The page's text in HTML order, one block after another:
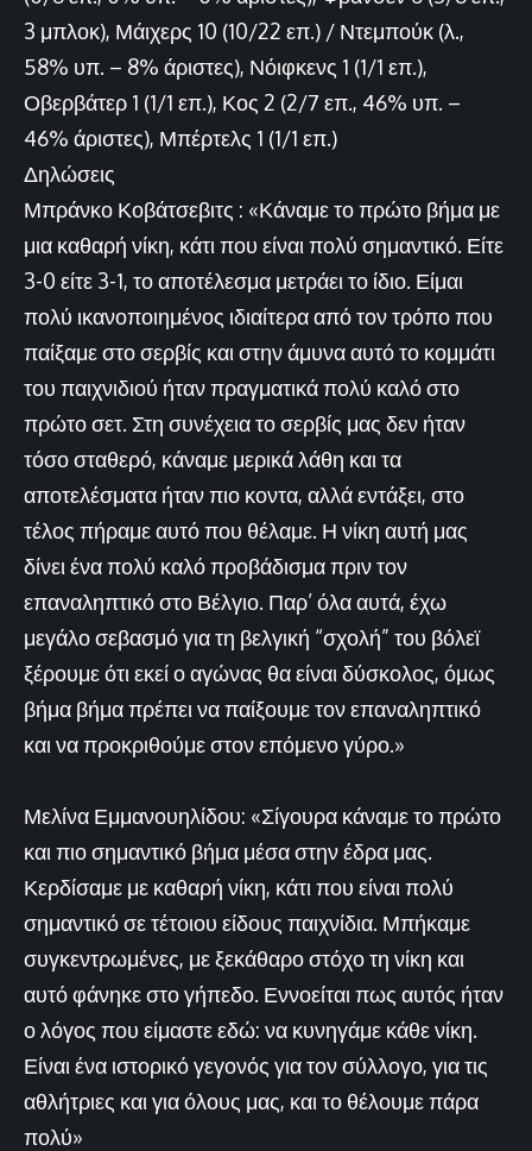
3 μπλοκ), Μάιχερς 10 (10/22 επ.) / Ντεμπούκ (λ.,
58% υπ. – 8% άριστες), Νόιφκενς 1 (1/1 επ.),
Οβερβάτερ 1 (1/1 επ.), Κος 2 (2/7 επ., 46% υπ. –
46% άριστες), Μπέρτελς 1 (1/1 επ.)
Δηλώσεις
Μπράνκο Κοβάτσεβιτς : «Κάναμε το πρώτο βήμα με
μια καθαρή νίκη, κάτι που είναι πολύ σημαντικό. Είτε
3-0 είτε 3-1, το αποτέλεσμα μετράει το ίδιο. Είμαι
πολύ ικανοποιημένος ιδιαίτερα από τον τρόπο που
παίξαμε στο σερβίς και στην άμυνα αυτό το κομμάτι
του παιχνιδιού ήταν πραγματικά πολύ καλό στο
πρώτο σετ. Στη συνέχεια το σερβίς μας δεν ήταν
τόσο σταθερό, κάναμε μερικά λάθη και τα
αποτελέσματα ήταν πιο κοντα, αλλά εντάξει, στο
τέλος πήραμε αυτό που θέλαμε. Η νίκη αυτή μας
δίνει ένα πολύ καλό προβάδισμα πριν τον
επαναληπτικό στο Βέλγιο. Παρ’ όλα αυτά, έχω
μεγάλο σεβασμό για τη βελγική “σχολή” του βόλεϊ
ξέρουμε ότι εκεί ο αγώνας θα είναι δύσκολος, όμως
βήμα βήμα πρέπει να παίξουμε τον επαναληπτικό
και να προκριθούμε στον επόμενο γύρο.»
Μελίνα Εμμανουηλίδου: «Σίγουρα κάναμε το πρώτο
και πιο σημαντικό βήμα μέσα στην έδρα μας.
Κερδίσαμε με καθαρή νίκη, κάτι που είναι πολύ
σημαντικό σε τέτοιου είδους παιχνίδια. Μπήκαμε
συγκεντρωμένες, με ξεκάθαρο στόχο τη νίκη και
αυτό φάνηκε στο γήπεδο. Εννοείται πως αυτός ήταν
ο λόγος που είμαστε εδώ: να κυνηγάμε κάθε νίκη.
Είναι ένα ιστορικό γεγονός για τον σύλλογο, για τις
αθλήτριες και για όλους μας, και το θέλουμε πάρα
πολύ»